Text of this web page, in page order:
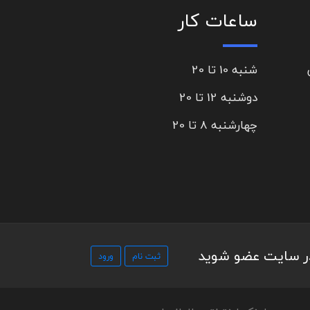
ساعات کار
شنبه 10 تا 20
دوشنبه 12 تا 20
چهارشنبه 8 تا 20
سایت عضو شوید